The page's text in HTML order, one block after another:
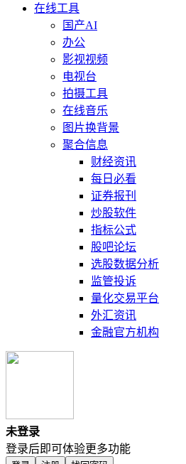
在线工具
国产AI
办公
影视视频
电视台
拍摄工具
在线音乐
图片换背景
聚合信息
财经资讯
每日必看
证券报刊
炒股软件
指标公式
股吧论坛
选股数据分析
监管投诉
量化交易平台
外汇资讯
金融官方机构
未登录
登录后即可体验更多功能